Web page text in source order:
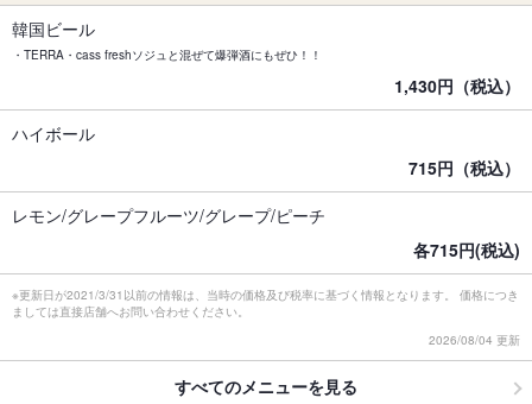
韓国ビール
・TERRA・cass freshソジュと混ぜて爆弾酒にもぜひ！！
1,430円（税込）
ハイボール
715円（税込）
レモン/グレープフルーツ/グレープ/ピーチ
各715円(税込)
※更新日が2021/3/31以前の情報は、当時の価格及び税率に基づく情報となります。 価格につき
ましては直接店舗へお問い合わせください。
2026/08/04 更新
すべてのメニューを見る